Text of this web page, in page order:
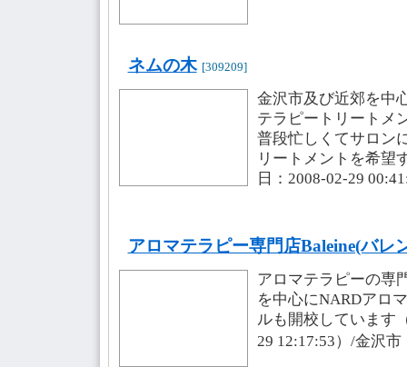
ネムの木 [309209]
金沢市及び近郊を中
テラピートリートメ
普段忙しくてサロン
リートメントを希望
日：2008-02-29
アロマテラピー専門店Baleine(バレ
アロマテラピーの専
を中心にNARDアロ
ルも開校しています
29 12:17:53）/金沢